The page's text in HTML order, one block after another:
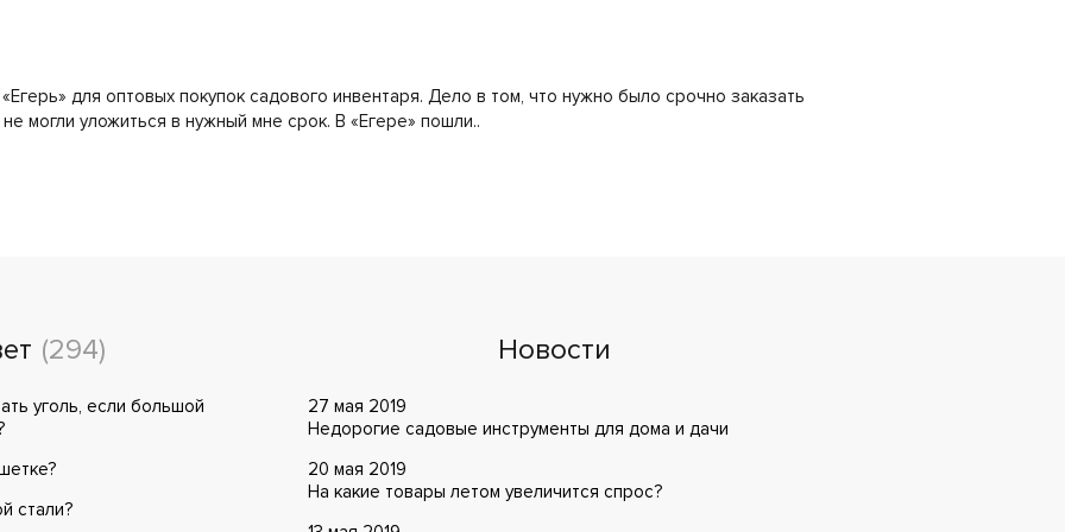
для оптовых покупок садового инвентаря. Дело в том, что нужно было срочно заказать
могли уложиться в нужный мне срок. В «Егере» пошли..
(294)
уголь, если большой
стали?
Новости
27 мая 2019
Недорогие садовые инструменты для дома и дачи
20 мая 2019
На какие товары летом увеличится спрос?